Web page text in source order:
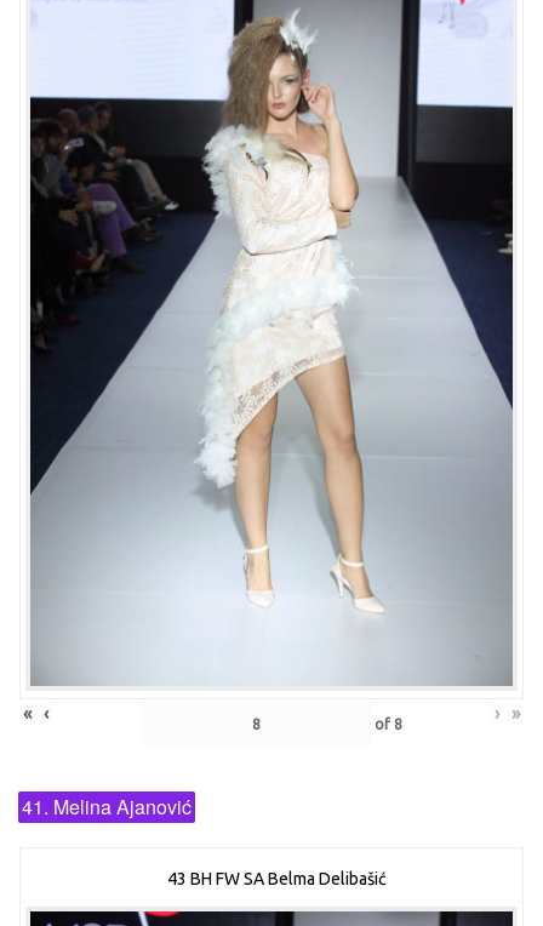
« ‹ of 8 › »
41. Melina Ajanović
43 BH FW SA Belma Delibašić